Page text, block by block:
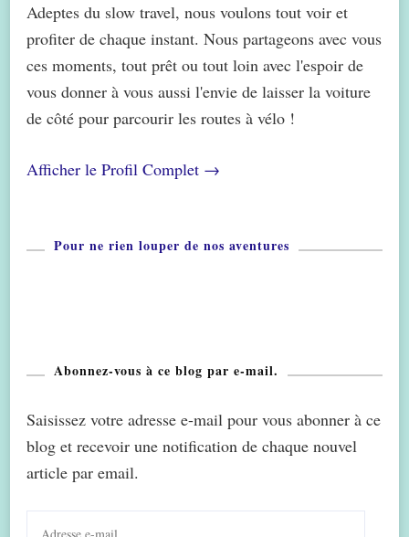
Adeptes du slow travel, nous voulons tout voir et
profiter de chaque instant. Nous partageons avec vous
ces moments, tout prêt ou tout loin avec l'espoir de
vous donner à vous aussi l'envie de laisser la voiture
de côté pour parcourir les routes à vélo !
Afficher le Profil Complet →
Pour ne rien louper de nos aventures
Abonnez-vous à ce blog par e-mail.
Saisissez votre adresse e-mail pour vous abonner à ce
blog et recevoir une notification de chaque nouvel
article par email.